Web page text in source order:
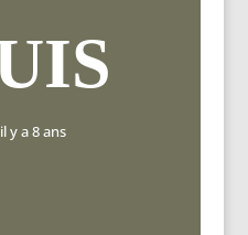
il y a 8 ans